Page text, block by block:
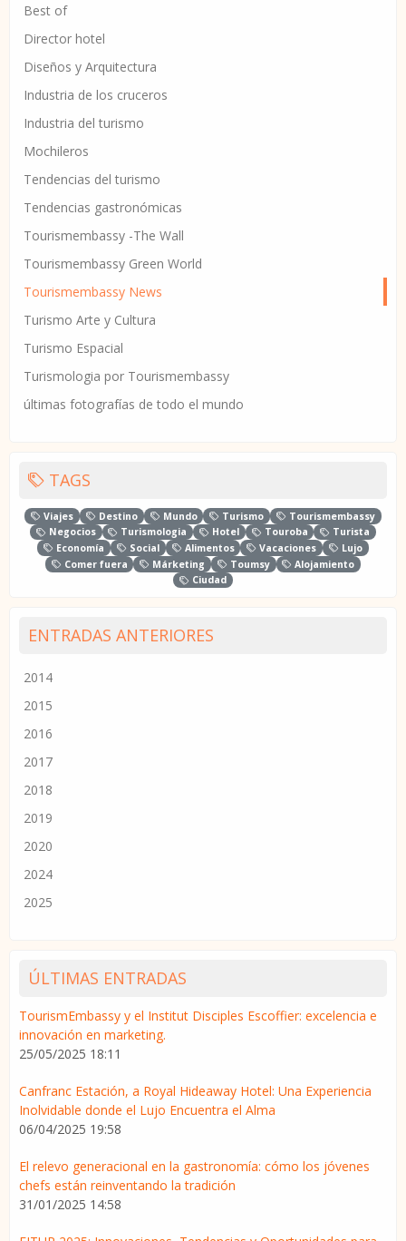
Best of
Director hotel
Diseños y Arquitectura
Industria de los cruceros
Industria del turismo
Mochileros
Tendencias del turismo
Tendencias gastronómicas
Tourismembassy -The Wall
Tourismembassy Green World
Tourismembassy News
Turismo Arte y Cultura
Turismo Espacial
Turismologia por Tourismembassy
últimas fotografías de todo el mundo
TAGS
Viajes Destino Mundo Turismo
Tourismembassy
Negocios
Turismologia Hotel Touroba
Turista
Economía
Social Alimentos Vacaciones
Lujo
Comer fuera
Márketing Toumsy
Alojamiento
Ciudad
ENTRADAS ANTERIORES
2014
2015
2016
2017
2018
2019
2020
2024
2025
ÚLTIMAS ENTRADAS
TourismEmbassy y el Institut Disciples Escoffier: excelencia e
innovación en marketing.
25/05/2025 18:11
Canfranc Estación, a Royal Hideaway Hotel: Una Experiencia
Inolvidable donde el Lujo Encuentra el Alma
06/04/2025 19:58
El relevo generacional en la gastronomía: cómo los jóvenes
chefs están reinventando la tradición
31/01/2025 14:58